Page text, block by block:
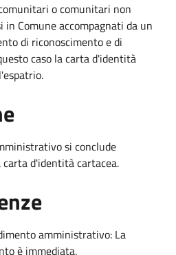
o comunitari non
Comune accompagnati da un
di riconoscimento e di
caso la carta d'identità
si conclude
d'identità cartacea.
amministrativo: La
è immediata.